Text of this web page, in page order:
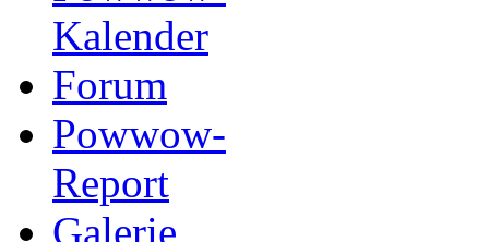
Kalender
Forum
Powwow-
Report
Galerie